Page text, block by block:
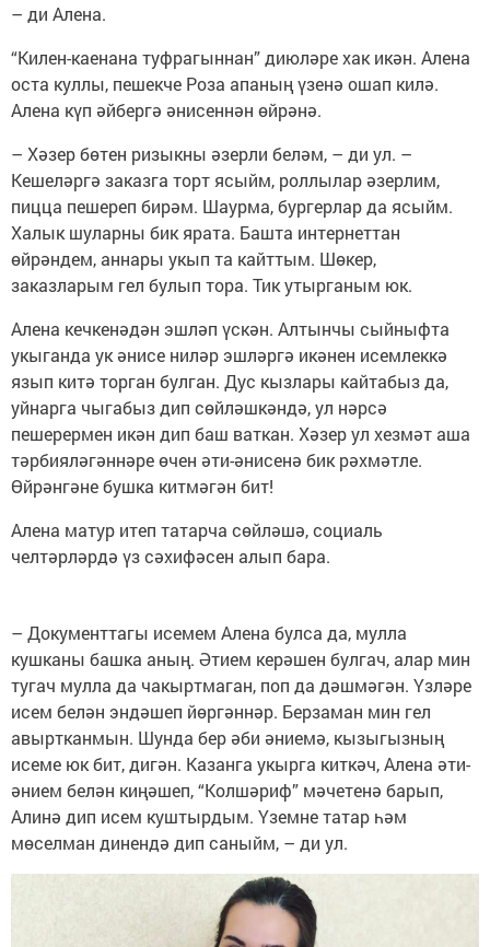
– ди Алена.
“Килен-каенана туфрагыннан” диюләре хак икән. Алена
оста куллы, пешекче Роза апаның үзенә ошап килә.
Алена күп әйбергә әнисеннән өйрәнә.
– Хәзер бөтен ризыкны әзерли беләм, – ди ул. –
Кешеләргә заказга торт ясыйм, роллылар әзерлим,
пицца пешереп бирәм. Шаурма, бургерлар да ясыйм.
Халык шуларны бик ярата. Башта интернеттан
өйрәндем, аннары укып та кайттым. Шөкер,
заказларым гел булып тора. Тик утырганым юк.
Алена кечкенәдән эшләп үскән. Алтынчы сыйныфта
укыганда ук әнисе ниләр эшләргә икәнен исемлеккә
язып китә торган булган. Дус кызлары кайтабыз да,
уйнарга чыгабыз дип сөйләшкәндә, ул нәрсә
пешерермен икән дип баш ваткан. Хәзер ул хезмәт аша
тәрбияләгәннәре өчен әти-әнисенә бик рәхмәтле.
Өйрәнгәне бушка китмәгән бит!
Алена матур итеп татарча сөйләшә, социаль
челтәрләрдә үз сәхифәсен алып бара.
– Документтагы исемем Алена булса да, мулла
кушканы башка аның. Әтием керәшен булгач, алар мин
тугач мулла да чакыртмаган, поп да дәшмәгән. Үзләре
исем белән эндәшеп йөргәннәр. Берзаман мин гел
авыртканмын. Шунда бер әби әниемә, кызыгызның
исеме юк бит, дигән. Казанга укырга киткәч, Алена әти-
әнием белән киңәшеп, “Колшәриф” мәчетенә барып,
Алинә дип исем куштырдым. Үземне татар һәм
мөселман динендә дип саныйм, – ди ул.